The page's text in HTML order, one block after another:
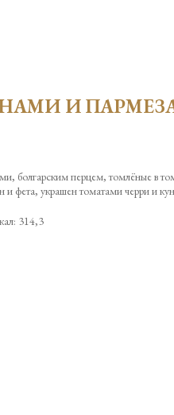
И
болгарским перцем, томлёные в
фета, украшен томатами черри и
314,3